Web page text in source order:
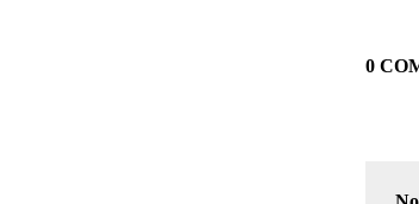
0